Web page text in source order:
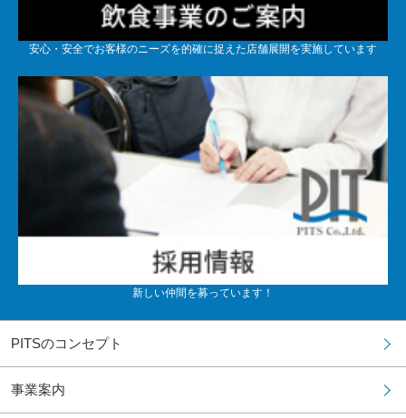
安心・安全でお客様のニーズを的確に捉えた店舗展開を実施しています
新しい仲間を募っています！
PITSのコンセプト
事業案内